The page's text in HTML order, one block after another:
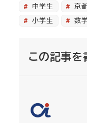
中学生 京
小学生
数
この記事を